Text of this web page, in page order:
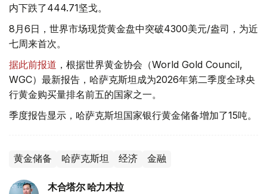
内下跌了444.71坚戈。
8月6日，世界市场现货黄金盘中突破4300美元/盎司，为近
七周来首次。
据此前报道 ，根据世界黄金协会（World Gold Council,
WGC）最新报告，哈萨克斯坦成为2026年第二季度全球央
行黄金购买量排名前五的国家之一。
季度报告显示，哈萨克斯坦国家银行黄金储备增加了15吨。
黄金储备 哈萨克斯坦 经济 金融
木合塔尔 哈力木拉